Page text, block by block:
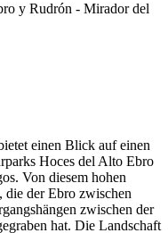
y Rudrón - Mirador del
einen Blick auf einen
Hoces del Alto Ebro
Von diesem hohen
die der Ebro zwischen
zwischen der
hat. Die Landschaft